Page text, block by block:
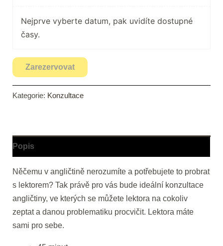
Nejprve vyberte datum, pak uvidíte dostupné
časy.
Zarezervovat
Kategorie: Konzultace
Popis
Něčemu v angličtině nerozumíte a potřebujete to probrat
s lektorem? Tak právě pro vás bude ideální konzultace
angličtiny, ve kterých se můžete lektora na cokoliv
zeptat a danou problematiku procvičit. Lektora máte
sami pro sebe.